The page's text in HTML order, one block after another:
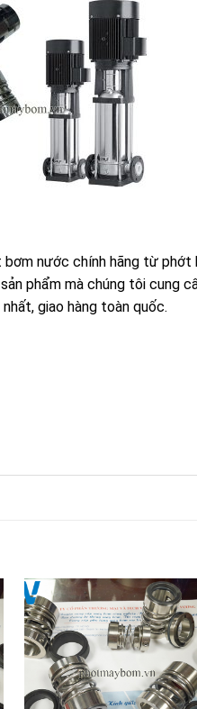
nước chính hãng từ phớt
phẩm mà chúng tôi cung
giao hàng toàn quốc.